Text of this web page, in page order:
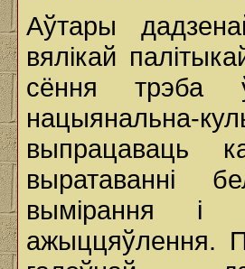
Аўтары
вялікай
сёння трэба
нацыянальна-
выпрацаваць
выратаванні
вымірання і
ажыццяўлення.